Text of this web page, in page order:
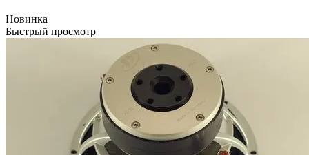
Новинка
Быстрый просмотр